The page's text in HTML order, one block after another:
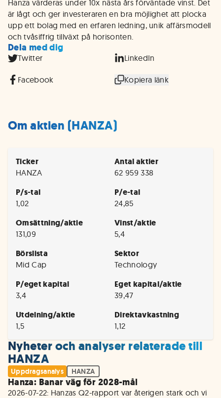
Hanza värderas under 10x nästa års förväntade vinst. Det
är lågt och ger investeraren en bra möjlighet att plocka
upp ett bolag med en erfaren ledning, unik affärsmodell
och tvåsiffrig tillväxt på horisonten.
Dela med dig
Twitter LinkedIn
Facebook Kopiera länk
Om aktien (HANZA)
Ticker
HANZA
Antal aktier
62 959 338
P/s-tal
1,02
P/e-tal
24,85
Omsättning/aktie
131,09
Vinst/aktie
5,4
Börslista
Mid Cap
Sektor
Technology
P/eget kapital
3,4
Eget kapital/aktie
39,47
Utdelning/aktie
1,5
Direktavkastning
1,12
Nyheter och analyser relaterade till
HANZA
Uppdragsanalys HANZA
Hanza: Banar väg för 2028-mål
2026-07-22: Hanzas Q2-rapport var återigen stark och vi